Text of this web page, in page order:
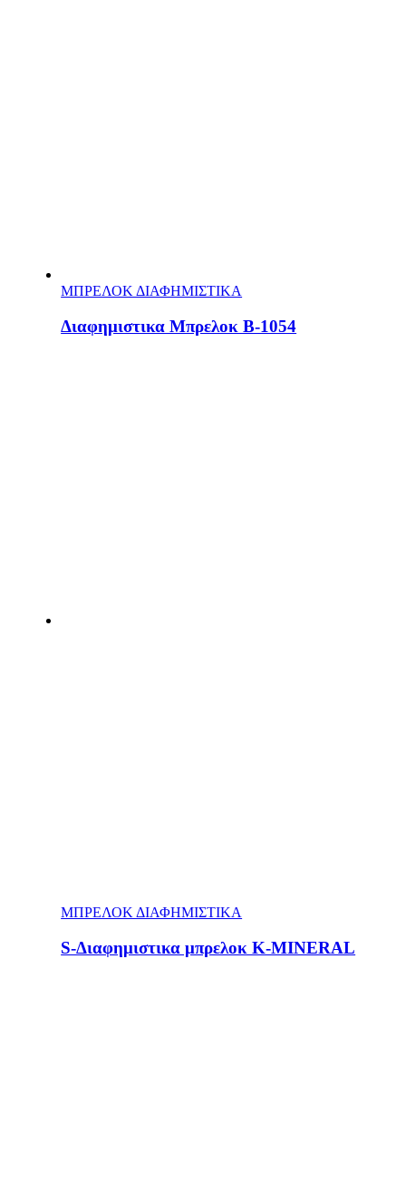
ΜΠΡΕΛΟΚ ΔΙΑΦΗΜΙΣΤΙΚΑ
Διαφημιστικα Μπρελοκ Β-1054
ΜΠΡΕΛΟΚ ΔΙΑΦΗΜΙΣΤΙΚΑ
S-Διαφημιστικα μπρελοκ Κ-MINERAL